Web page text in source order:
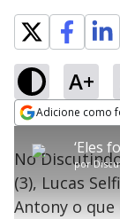
A+
Adicione como
a
window.
This
modal
Lamentamos,
por
No
(3), Lucas
Antony o que